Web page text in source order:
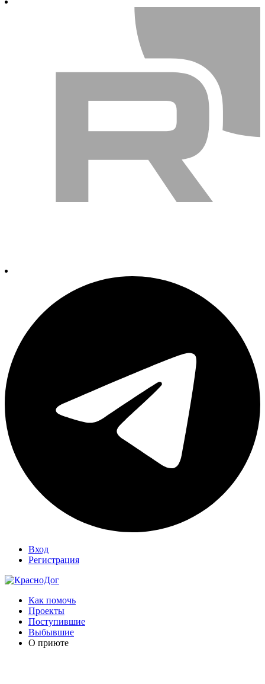
Вход
Регистрация
Как помочь
Проекты
Поступившие
Выбывшие
О приюте